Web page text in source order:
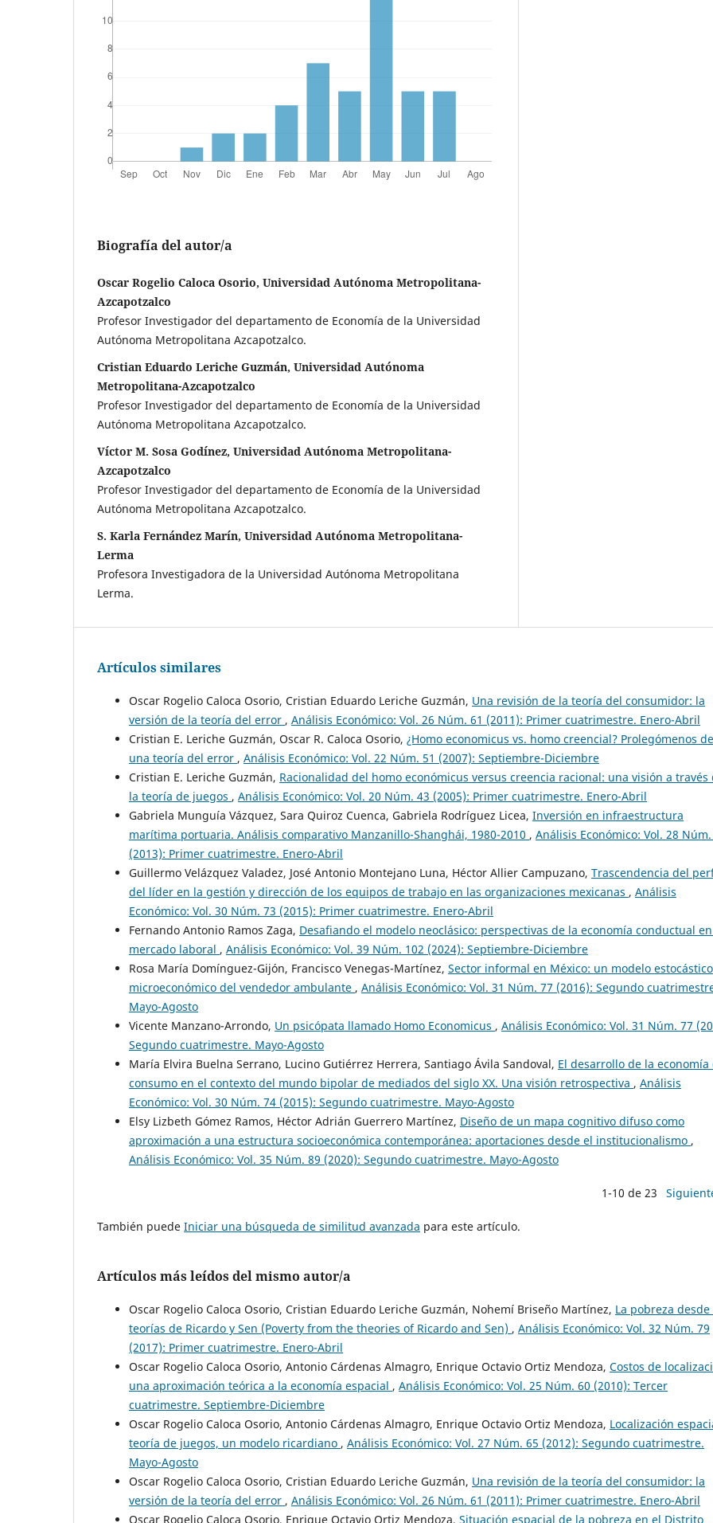
Biografía del autor/a
Oscar Rogelio Caloca Osorio, Universidad Autónoma Metropolitana-
Azcapotzalco
Profesor Investigador del departamento de Economía de la Universidad
Autónoma Metropolitana Azcapotzalco.
Cristian Eduardo Leriche Guzmán, Universidad Autónoma
Metropolitana-Azcapotzalco
Profesor Investigador del departamento de Economía de la Universidad
Autónoma Metropolitana Azcapotzalco.
Víctor M. Sosa Godínez, Universidad Autónoma Metropolitana-
Azcapotzalco
Profesor Investigador del departamento de Economía de la Universidad
Autónoma Metropolitana Azcapotzalco.
S. Karla Fernández Marín, Universidad Autónoma Metropolitana-
Lerma
Profesora Investigadora de la Universidad Autónoma Metropolitana
Lerma.
Artículos similares
Oscar Rogelio Caloca Osorio, Cristian Eduardo Leriche Guzmán, Una revisión de la teoría del consumidor: la
versión de la teoría del error , Análisis Económico: Vol. 26 Núm. 61 (2011): Primer cuatrimestre. Enero-Abril
Cristian E. Leriche Guzmán, Oscar R. Caloca Osorio, ¿Homo economicus vs. homo creencial? Prolegómenos de
una teoría del error , Análisis Económico: Vol. 22 Núm. 51 (2007): Septiembre-Diciembre
Cristian E. Leriche Guzmán, Racionalidad del homo económicus versus creencia racional: una visión a través
la teoría de juegos , Análisis Económico: Vol. 20 Núm. 43 (2005): Primer cuatrimestre. Enero-Abril
Gabriela Munguía Vázquez, Sara Quiroz Cuenca, Gabriela Rodríguez Licea, Inversión en infraestructura
marítima portuaria. Análisis comparativo Manzanillo-Shanghái, 1980-2010 , Análisis Económico: Vol. 28 Núm.
(2013): Primer cuatrimestre. Enero-Abril
Guillermo Velázquez Valadez, José Antonio Montejano Luna, Héctor Allier Campuzano, Trascendencia del
del líder en la gestión y dirección de los equipos de trabajo en las organizaciones mexicanas , Análisis
Económico: Vol. 30 Núm. 73 (2015): Primer cuatrimestre. Enero-Abril
Fernando Antonio Ramos Zaga, Desafiando el modelo neoclásico: perspectivas de la economía conductual
mercado laboral , Análisis Económico: Vol. 39 Núm. 102 (2024): Septiembre-Diciembre
Rosa María Domínguez-Gijón, Francisco Venegas-Martínez, Sector informal en México: un modelo estocástico
microeconómico del vendedor ambulante , Análisis Económico: Vol. 31 Núm. 77 (2016): Segundo
Mayo-Agosto
Vicente Manzano-Arrondo, Un psicópata llamado Homo Economicus , Análisis Económico: Vol. 31 Núm. 77
Segundo cuatrimestre. Mayo-Agosto
María Elvira Buelna Serrano, Lucino Gutiérrez Herrera, Santiago Ávila Sandoval, El desarrollo de la economía
consumo en el contexto del mundo bipolar de mediados del siglo XX. Una visión retrospectiva , Análisis
Económico: Vol. 30 Núm. 74 (2015): Segundo cuatrimestre. Mayo-Agosto
Elsy Lizbeth Gómez Ramos, Héctor Adrián Guerrero Martínez, Diseño de un mapa cognitivo difuso como
aproximación a una estructura socioeconómica contemporánea: aportaciones desde el institucionalismo ,
Análisis Económico: Vol. 35 Núm. 89 (2020): Segundo cuatrimestre. Mayo-Agosto
1-10 de 23
También puede Iniciar una búsqueda de similitud avanzada para este artículo.
Artículos más leídos del mismo autor/a
Oscar Rogelio Caloca Osorio, Cristian Eduardo Leriche Guzmán, Nohemí Briseño Martínez, La pobreza desde
teorías de Ricardo y Sen (Poverty from the theories of Ricardo and Sen) , Análisis Económico: Vol. 32 Núm. 79
(2017): Primer cuatrimestre. Enero-Abril
Oscar Rogelio Caloca Osorio, Antonio Cárdenas Almagro, Enrique Octavio Ortiz Mendoza, Costos de
una aproximación teórica a la economía espacial , Análisis Económico: Vol. 25 Núm. 60 (2010): Tercer
cuatrimestre. Septiembre-Diciembre
Oscar Rogelio Caloca Osorio, Antonio Cárdenas Almagro, Enrique Octavio Ortiz Mendoza, Localización
teoría de juegos, un modelo ricardiano , Análisis Económico: Vol. 27 Núm. 65 (2012): Segundo cuatrimestre.
Mayo-Agosto
Oscar Rogelio Caloca Osorio, Cristian Eduardo Leriche Guzmán, Una revisión de la teoría del consumidor: la
versión de la teoría del error , Análisis Económico: Vol. 26 Núm. 61 (2011): Primer cuatrimestre. Enero-Abril
Oscar Rogelio Caloca Osorio, Enrique Octavio Ortiz Mendoza, Situación espacial de la pobreza en el Distrito